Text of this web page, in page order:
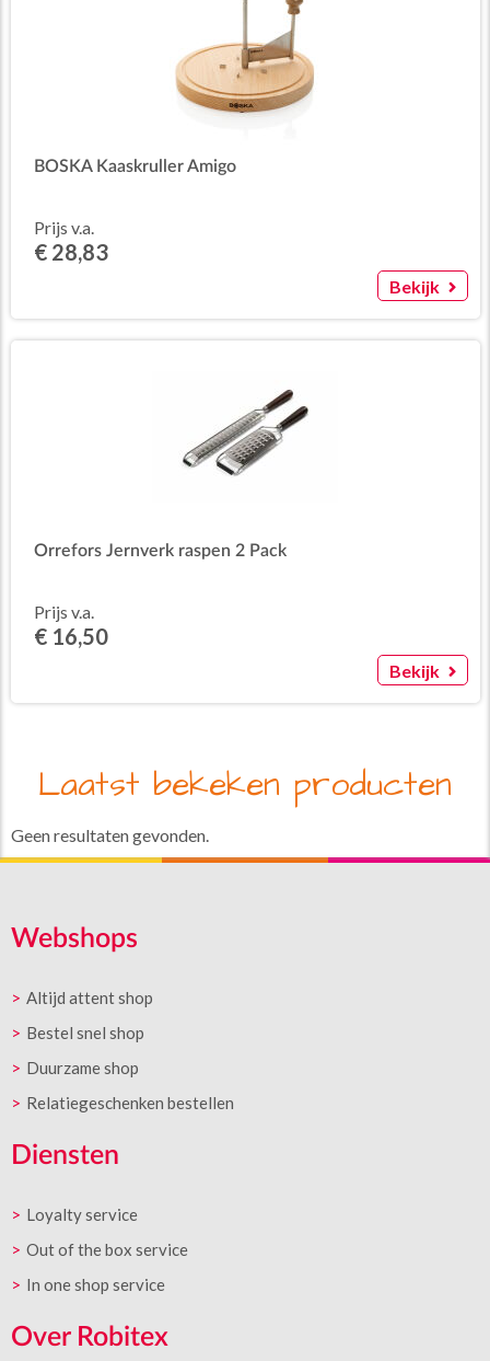
BOSKA Kaaskruller Amigo
Prijs v.a.
€ 28,83
Bekijk
Orrefors Jernverk raspen 2 Pack
Prijs v.a.
€ 16,50
Bekijk
Laatst bekeken producten
Geen resultaten gevonden.
Webshops
Altijd attent shop
Bestel snel shop
Duurzame shop
Relatiegeschenken bestellen
Diensten
Loyalty service
Out of the box service
In one shop service
Over Robitex